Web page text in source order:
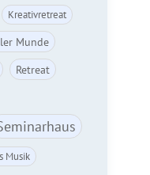
Kreativretreat
Munde
Retreat
Musik